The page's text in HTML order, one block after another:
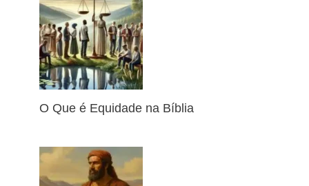
O Que é Equidade na Bíblia